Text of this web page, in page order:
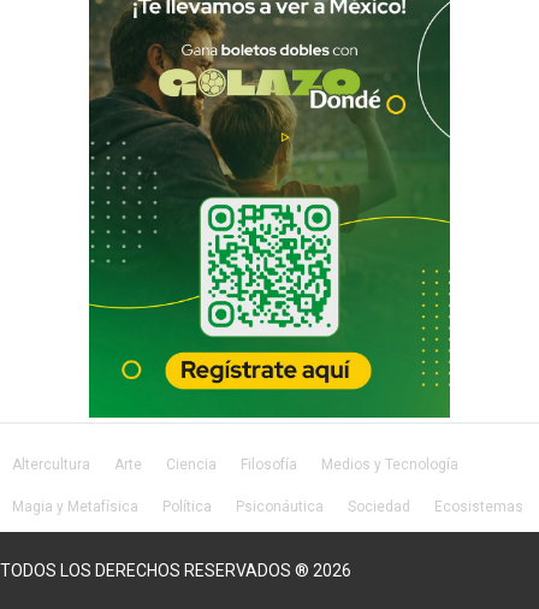
Altercultura Arte Ciencia Filosofía Medios y Tecnología
Magia y Metafísica Política Psiconáutica Sociedad Ecosistemas
TODOS LOS DERECHOS RESERVADOS ® 2026